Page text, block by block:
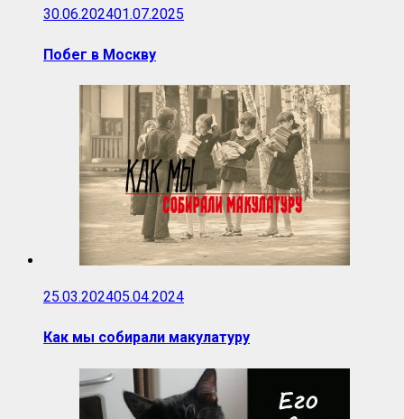
30.06.202401.07.2025
Побег в Москву
25.03.202405.04.2024
Как мы собирали макулатуру